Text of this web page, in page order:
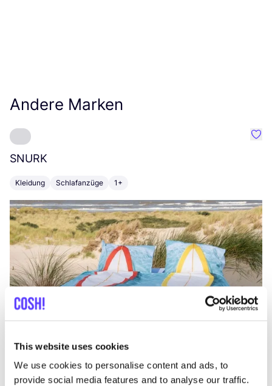
This website uses cookies
We use cookies to personalise content and ads, to
provide social media features and to analyse our traffic.
Andere Marken
SNURK
Kleidung Schlafanzüge 1+